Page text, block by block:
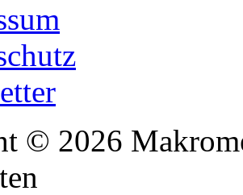
© 2026